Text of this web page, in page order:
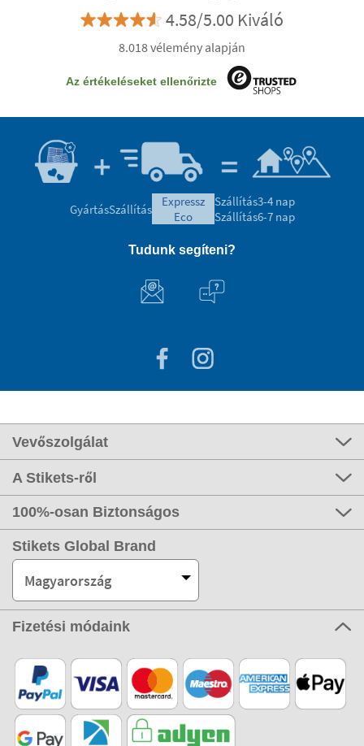
4.58/5.00 Kiváló
8.018 vélemény alapján
Az értékeléseket ellenőrizte
GyártásSzállítás
expressz
eco
Szállítás3-4 nap
Szállítás6-7 nap
Tudunk segíteni?
Vevőszolgálat
A Stikets-ről
100%-osan Biztonságos
Stikets Global Brand
Magyarország
Fizetési módaink